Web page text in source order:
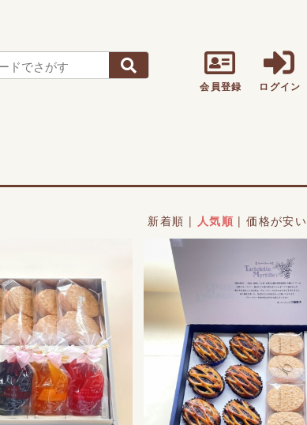
会員登録 ログイン
新着順 | 人気順 |価格が安い